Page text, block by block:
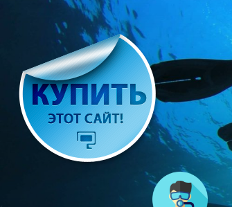
содержимому